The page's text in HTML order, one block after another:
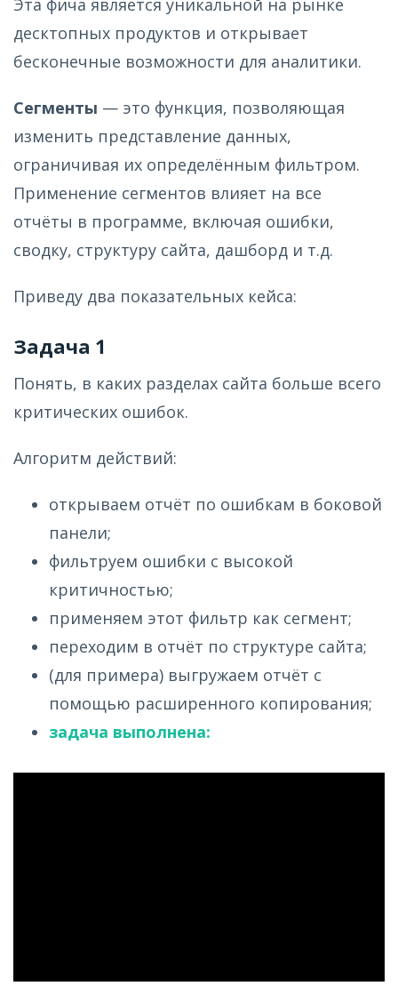
Эта фича является уникальной на рынке
десктопных продуктов и открывает
бесконечные возможности для аналитики.
Сегменты — это функция, позволяющая
изменить представление данных,
ограничивая их определённым фильтром.
Применение сегментов влияет на все
отчёты в программе, включая ошибки,
сводку, структуру сайта, дашборд и т.д.
Приведу два показательных кейса:
Задача 1
Понять, в каких разделах сайта больше всего
критических ошибок.
Алгоритм действий:
открываем отчёт по ошибкам в боковой
панели;
фильтруем ошибки с высокой
критичностью;
применяем этот фильтр как сегмент;
переходим в отчёт по структуре сайта;
(для примера) выгружаем отчёт с
помощью расширенного копирования;
задача выполнена: